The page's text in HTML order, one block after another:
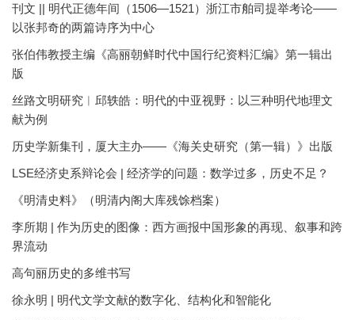
刊文 || 明代正德年间（1506—1521）浙江市舶司提举考论——
以张邦奇的两篇诗序为中心
张伯伟教授主编《高丽朝鲜时代中国行纪资料汇编》第一辑出
版
丝路文明研究︱邱轶皓：明代的中亚视野：以三种明代地理文
献为例
历史学新集刊，厦大主办——《海关史研究（第一辑）》出版
LSE经济史系辩论会 | 经济学的问题：数学过多，历史不足？
《明清史料》（明清内阁大库残馀档案）
李所期 | 作为历史的图像：西方画报中国形象的再现、叙事和跨
界流动
高句丽历史的多维书写
徐永明 | 明代文学文献的数字化、结构化和智能化